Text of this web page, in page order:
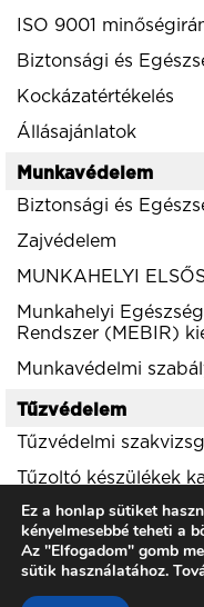
ISO 9001
Biztonsági és
Kockázatértékelés
Állásajánlatok
Munkavédelem
Biztonsági és
Zajvédelem
MUNKAHELYI
Munkahelyi
Rendszer (MEBIR)
Munkavédelmi
Tűzvédelem
Tűzvédelmi
Tűzoltó készülékek
Környezetvédelem
Zajvédelem
Ez a honlap sütiket
kényelmesebbé teheti a
Az "Elfogadom" gomb
sütik használatához.